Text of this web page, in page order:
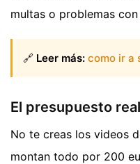
multas o problemas
🔗 Leer más: como ir a
El presupuesto
No te creas los videos
montan todo por 200